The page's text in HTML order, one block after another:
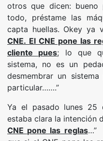
otros que dicen: bueno
todo, préstame las
capta huellas. Okey ya
CNE. El CNE pone las
cliente pues; lo que
sistema, no es un
desmembrar un
particular…….”
Ya el pasado lunes 25
estaba clara la intención
CNE pone las reglas…”